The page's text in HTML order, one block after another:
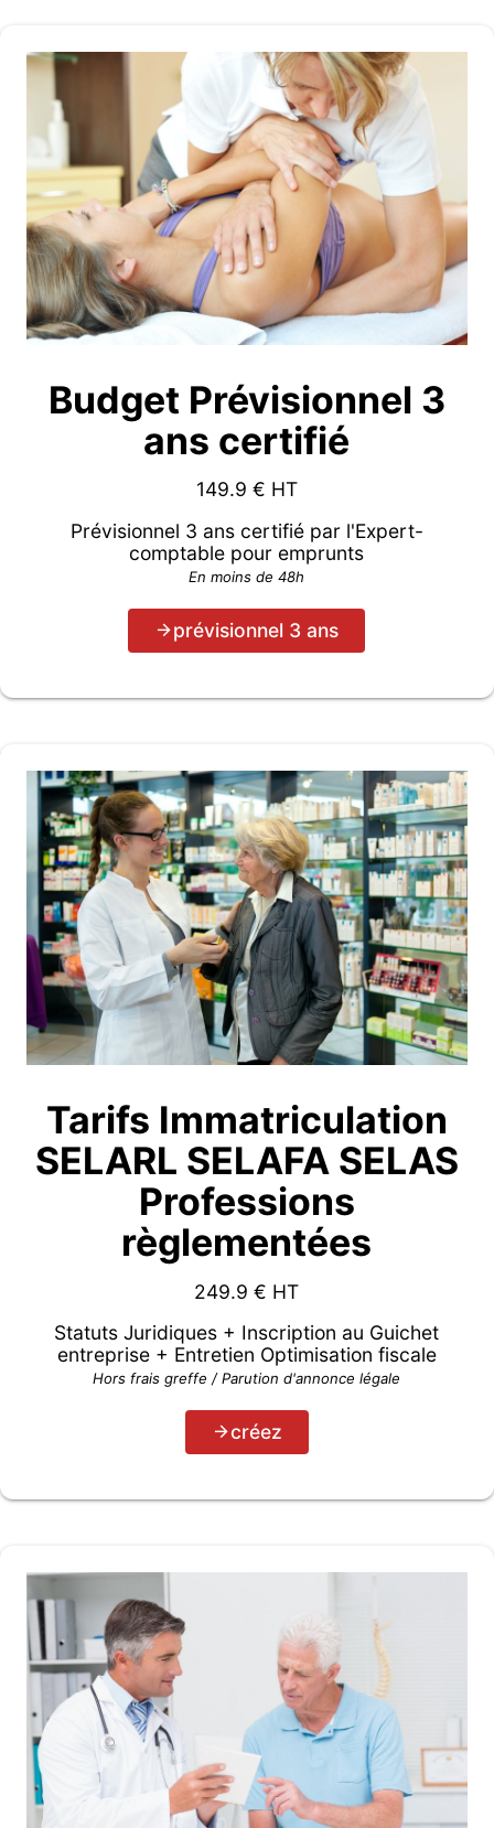
Budget Prévisionnel 3
ans certifié
149.9 € HT
Prévisionnel 3 ans certifié par l'Expert-
comptable pour emprunts
En moins de 48h
prévisionnel 3 ans
Tarifs Immatriculation
SELARL SELAFA SELAS
Professions
règlementées
249.9 € HT
Statuts Juridiques + Inscription au Guichet
entreprise + Entretien Optimisation fiscale
Hors frais greffe / Parution d'annonce légale
créez